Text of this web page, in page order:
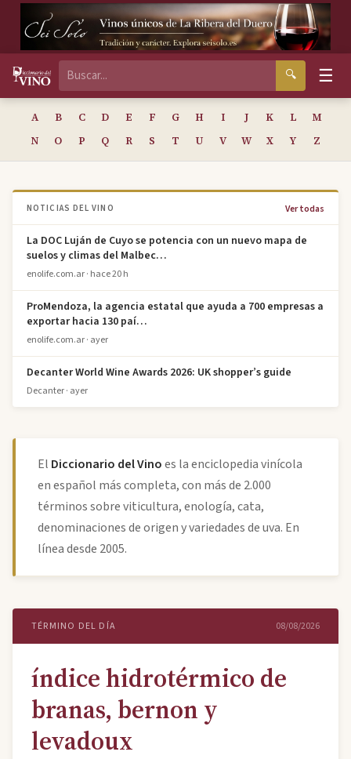
🔍 ☰
A B C D E F G H I J K L
M
N
O P Q R S T U V W X Y Z
NOTICIAS DEL VINO Ver todas
La DOC Luján de Cuyo se potencia con un nuevo mapa de
suelos y climas del Malbec…
enolife.com.ar · hace 20 h
ProMendoza, la agencia estatal que ayuda a 700 empresas a
exportar hacia 130 paí…
enolife.com.ar · ayer
Decanter World Wine Awards 2026: UK shopper’s guide
Decanter · ayer
El Diccionario del Vinoes la enciclopedia vinícola
en español más completa, con más de 2.000
términos sobre viticultura, enología, cata,
denominaciones de origen y variedades de uva. En
línea desde 2005.
TÉRMINO DEL DÍA 08/08/2026
índice hidrotérmico de
branas, bernon y
levadoux